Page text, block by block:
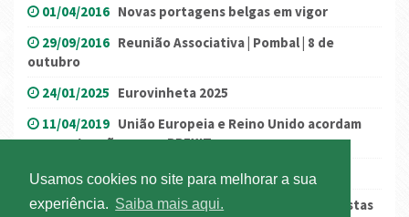
Usamos cookies no site para melhorar a sua
experiência.
Saiba mais aqui.
01/04/2016 Novas portagens belgas em vigor
29/09/2016 Reunião Associativa | Pombal | 8 de
outubro
24/01/2025 Eurovinheta 2025
11/04/2019 União Europeia e Reino Unido acordam
nova extensão para o BREXIT
04/11/2016 França: RN134
15/12/2020 Dinamarca: destacamento de motoristas